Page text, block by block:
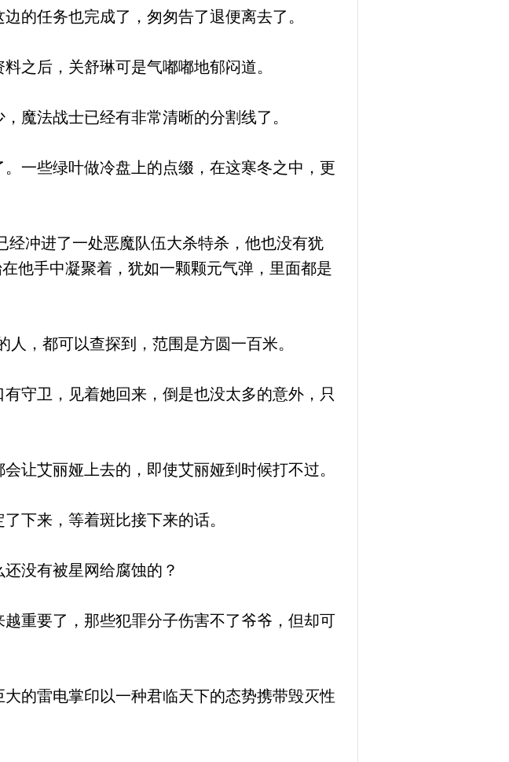
的任务也完成了，匆匆告了退便离去了。
之后，关舒琳可是气嘟嘟地郁闷道。
魔法战士已经有非常清晰的分割线了。
一些绿叶做冷盘上的点缀，在这寒冬之中，更
冲进了一处恶魔队伍大杀特杀，他也没有犹
他手中凝聚着，犹如一颗颗元气弹，里面都是
，都可以查探到，范围是方圆一百米。
守卫，见着她回来，倒是也没太多的意外，只
让艾丽娅上去的，即使艾丽娅到时候打不过。
下来，等着斑比接下来的话。
没有被星网给腐蚀的？
重要了，那些犯罪分子伤害不了爷爷，但却可
的雷电掌印以一种君临天下的态势携带毁灭性